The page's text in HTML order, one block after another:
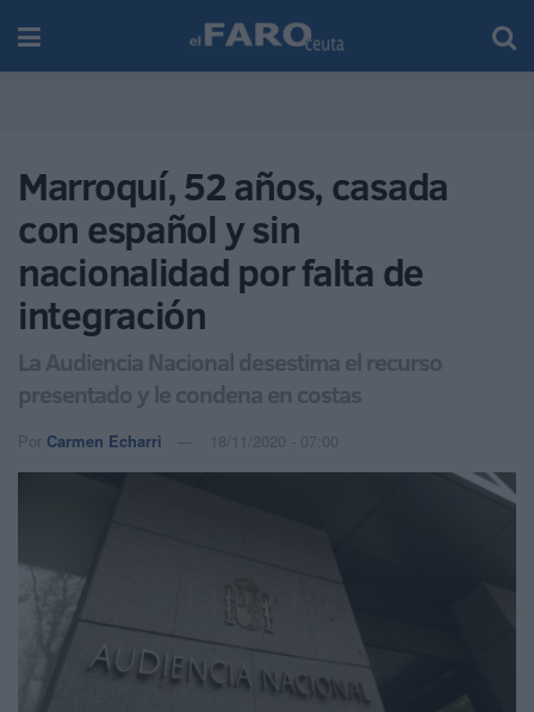
Marroquí, 52 años, casada
con español y sin
nacionalidad por falta de
integración
La Audiencia Nacional desestima el recurso
presentado y le condena en costas
Por Carmen Echarri 18/11/2020 - 07:00